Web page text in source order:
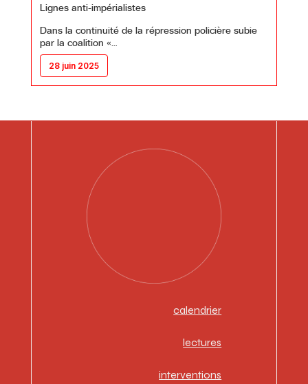
Lignes anti-impérialistes
Dans la continuité de la répression policière subie
par la coalition «…
28 juin 2025
calendrier
lectures
interventions